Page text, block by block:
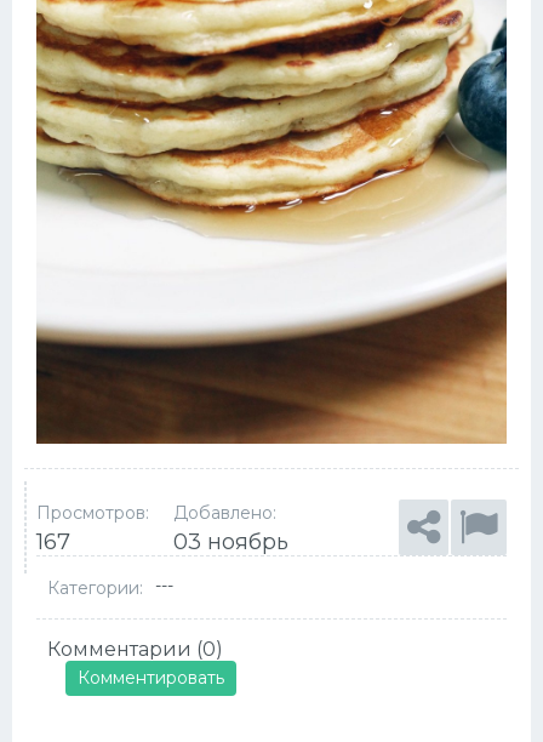
Просмотров:
167
Добавлено:
03 ноябрь
Категории: ---
Комментарии (0)
Комментировать